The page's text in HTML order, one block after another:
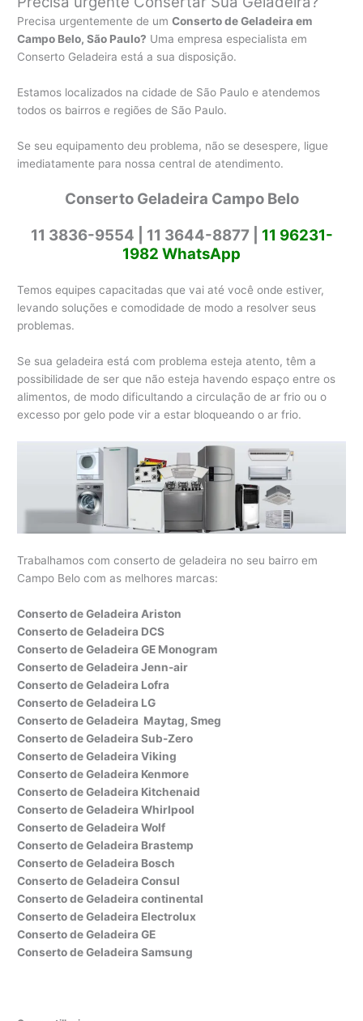
Precisa urgentemente de umConserto de Geladeira em
Campo Belo, São Paulo? Uma empresa especialista em
Conserto Geladeira está a sua disposição.
Estamos localizados na cidade de São Paulo e atendemos
todos os bairros e regiões de São Paulo.
Se seu equipamento deu problema, não se desespere, ligue
imediatamente para nossa central de atendimento.
Conserto Geladeira Campo Belo
11 3836-9554 | 11 3644-8877 | 11 96231-
1982 WhatsApp
Temos equipes capacitadas que vai até você onde estiver,
levando soluções e comodidade de modo a resolver seus
problemas.
Se sua geladeira está com problema esteja atento, têm a
possibilidade de ser que não esteja havendo espaço entre os
alimentos, de modo dificultando a circulação de ar frio ou o
excesso por gelo pode vir a estar bloqueando o ar frio.
Trabalhamos com conserto de geladeira no seu bairro em
Campo Belo com as melhores marcas:
Conserto de Geladeira Ariston
Conserto de Geladeira DCS
Conserto de Geladeira GE Monogram
Conserto de Geladeira Jenn-air
Conserto de Geladeira Lofra
Conserto de Geladeira LG
Conserto de Geladeira Maytag, Smeg
Conserto de Geladeira Sub-Zero
Conserto de Geladeira Viking
Conserto de Geladeira Kenmore
Conserto de Geladeira Kitchenaid
Conserto de Geladeira Whirlpool
Conserto de Geladeira Wolf
Conserto de Geladeira Brastemp
Conserto de Geladeira Bosch
Conserto de Geladeira Consul
Conserto de Geladeira continental
Conserto de Geladeira Electrolux
Conserto de Geladeira GE
Conserto de Geladeira Samsung